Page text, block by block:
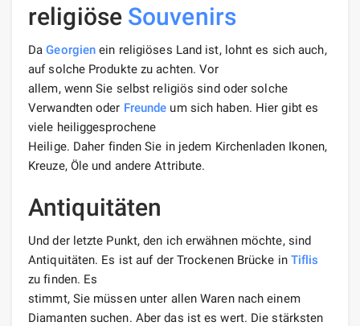
religiöse Souvenirs
DaGeorgien ein religiöses Land ist, lohnt es sich auch,
auf solche Produkte zu achten. Vor
allem, wenn Sie selbst religiös sind oder solche
Verwandten oder Freunde um sich haben. Hier gibt es
viele heiliggesprochene
Heilige. Daher finden Sie in jedem Kirchenladen Ikonen,
Kreuze, Öle und andere Attribute.
Antiquitäten
Und der letzte Punkt, den ich erwähnen möchte, sind
Antiquitäten. Es ist auf der Trockenen Brücke in Tiflis
zu finden. Es
stimmt, Sie müssen unter allen Waren nach einem
Diamanten suchen. Aber das ist es wert. Die stärksten